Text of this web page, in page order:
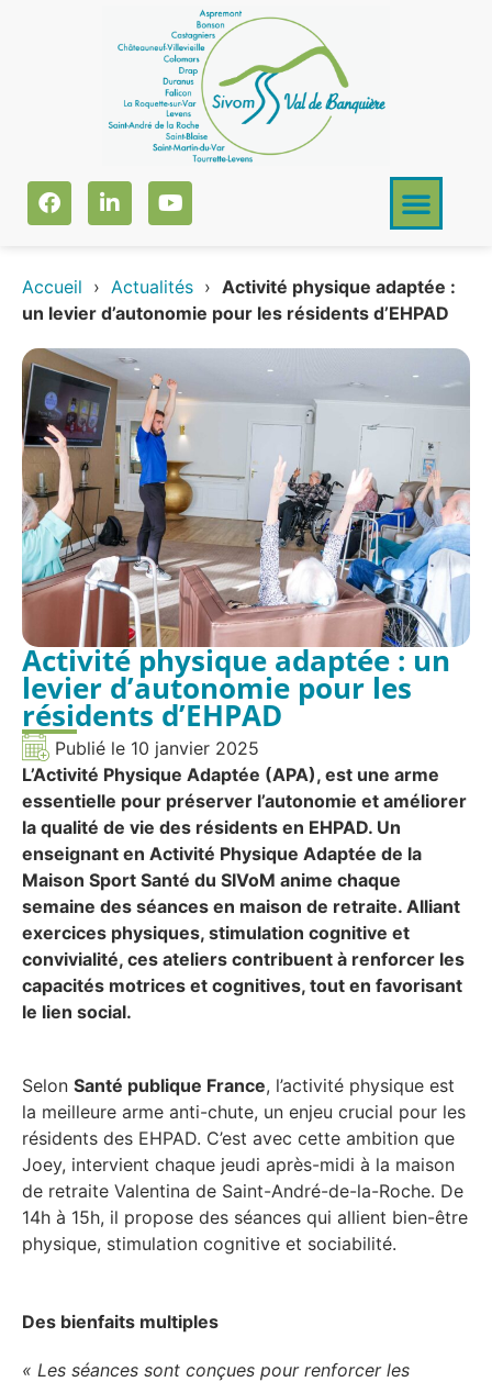
Accueil › Actualités › Activité physique adaptée :
un levier d’autonomie pour les résidents d’EHPAD
Activité physique adaptée : un
levier d’autonomie pour les
résidents d’EHPAD
Publié le 10 janvier 2025
L’Activité Physique Adaptée (APA), est une arme
essentielle pour préserver l’autonomie et améliorer
la qualité de vie des résidents en EHPAD. Un
enseignant en Activité Physique Adaptée de la
Maison Sport Santé du SIVoM anime chaque
semaine des séances en maison de retraite. Alliant
exercices physiques, stimulation cognitive et
convivialité, ces ateliers contribuent à renforcer les
capacités motrices et cognitives, tout en favorisant
le lien social.
Selon Santé publique France, l’activité physique est
la meilleure arme anti-chute, un enjeu crucial pour les
résidents des EHPAD. C’est avec cette ambition que
Joey, intervient chaque jeudi après-midi à la maison
de retraite Valentina de Saint-André-de-la-Roche. De
14h à 15h, il propose des séances qui allient bien-être
physique, stimulation cognitive et sociabilité.
Des bienfaits multiples
« Les séances sont conçues pour renforcer les